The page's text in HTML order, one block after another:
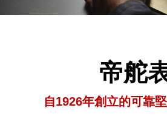
帝舵
自1926年創立的可靠